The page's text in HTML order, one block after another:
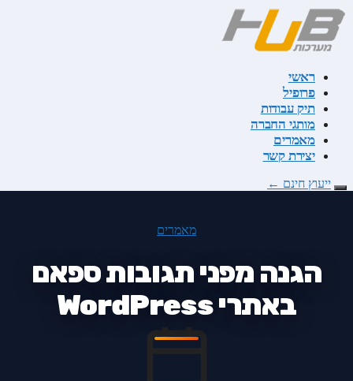
דלג
לתוכן
ראשי
פרופיל
תיק עבודות
מותגי החברה
מאמרים
יצירת קשר
ייעוץ חינם ←
מאמרים
הגנה מפני תגובות ספאם
באתרי WordPress